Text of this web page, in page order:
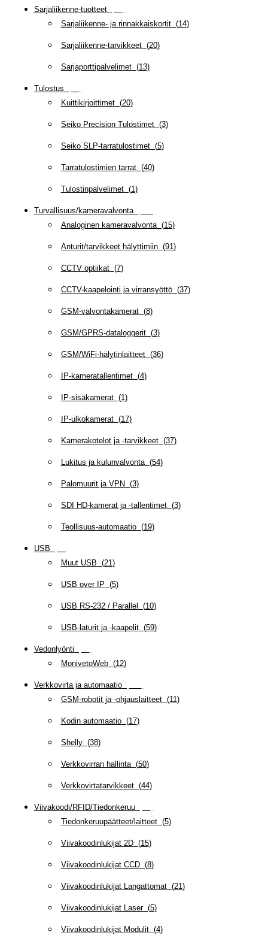
Sarjaliikenne-tuotteet(
Sarjaliikenne- ja rinnakkaiskortit(14)
Sarjaliikenne-tarvikkeet(20)
Sarjaporttipalvelimet(13)
Tulostus
Kuittikirjoittimet(20)
Seiko Precision Tulostimet(3)
Seiko SLP-tarratulostimet(5)
Tarratulostimien tarrat(40)
Tulostinpalvelimet(1)
Turvallisuus/kameravalvonta(
Analoginen kameravalvonta(15)
Anturit/tarvikkeet hälyttimiin(91)
CCTV optiikat(7)
CCTV-kaapelointi ja virransyöttö(37)
GSM-valvontakamerat(8)
GSM/GPRS-dataloggerit(3)
GSM/WiFi-hälytinlaitteet(36)
IP-kameratallentimet(4)
IP-sisäkamerat(1)
IP-ulkokamerat(17)
Kamerakotelot ja -tarvikkeet(37)
Lukitus ja kulunvalvonta(54)
Palomuurit ja VPN (3)
SDI HD-kamerat ja -tallentimet(3)
Teollisuus-automaatio(19)
USB
Muut USB (21)
USB over IP (5)
USB RS-232 / Parallel (10)
USB-laturit ja -kaapelit(59)
Vedonlyönti
MonivetoWeb(12)
Verkkovirta ja automaatio(
GSM-robotit ja -ohjauslaitteet(11)
Kodin automaatio(17)
Shelly(38)
Verkkovirran hallinta(50)
Verkkovirtatarvikkeet(44)
Viivakoodi/RFID/Tiedonkeruu(
Tiedonkeruupäätteet/laitteet(5)
Viivakoodinlukijat 2D(15)
Viivakoodinlukijat CCD(8)
Viivakoodinlukijat Langattomat(21)
Viivakoodinlukijat Laser(5)
Viivakoodinlukijat Modulit(4)